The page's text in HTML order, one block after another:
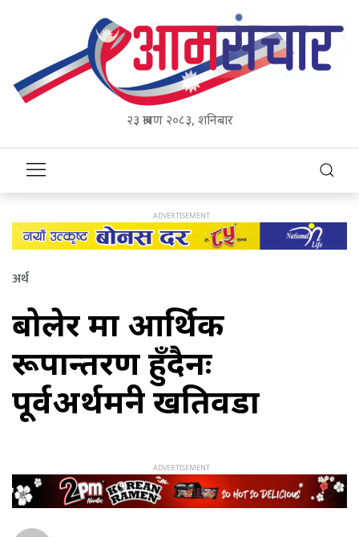
२३ श्रावण २०८३, शनिबार
अर्थ
बोलेर मात्र आर्थिक
रूपान्तरण हुँदैनः
पूर्वअर्थमन्त्री खतिवडा